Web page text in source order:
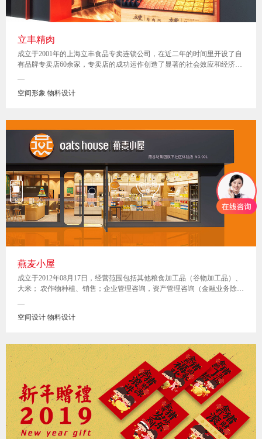
立丰精肉
成立于2001年的上海立丰食品专卖连锁公司，在近二年的时间里开设了自
有品牌专卖店60余家，专卖店的成功运作创造了显著的社会效应和经济效
营销。
—
空间形象 物料设计
燕麦小屋
成立于2012年08月17日，经营范围包括其他粮食加工品（谷物加工品）、
大米； 农作物种植、销售；企业管理咨询，资产管理咨询（金融业务除
—
空间设计 物料设计